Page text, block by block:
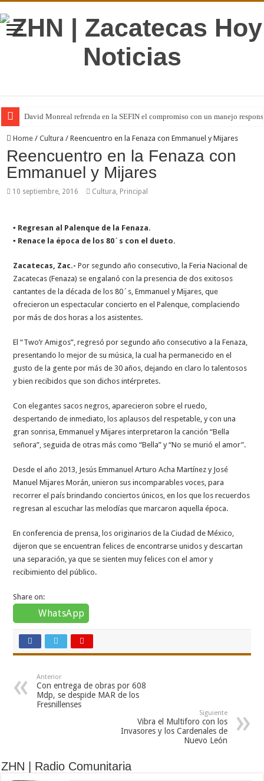
David Monreal refrenda en la SEFIN el compromiso con un manejo
Home / Cultura / Reencuentro en la Fenaza con Emmanuel y Mijares
Reencuentro en la Fenaza con
Emmanuel y Mijares
10 septiembre, 2016 Cultura Principal
▪ Regresan al Palenque de la Fenaza.
▪ Renace la época de los 80´s con el dueto.
Zacatecas, Zac.- Por segundo año consecutivo, la Feria Nacional de
Zacatecas (Fenaza) se engalanó con la presencia de dos exitosos
cantantes de la década de los 80´s, Emmanuel y Mijares, que
ofrecieron un espectacular concierto en el Palenque, complaciendo
por más de dos horas a los asistentes.
El “Two’r Amigos”, regresó por segundo año consecutivo a la Fenaza,
presentando lo mejor de su música, la cual ha permanecido en el
gusto de la gente por más de 30 años, dejando en claro lo talentosos
y bien recibidos que son dichos intérpretes.
Con elegantes sacos negros, aparecieron sobre el ruedo,
despertando de inmediato, los aplausos del respetable, y con una
gran sonrisa, Emmanuel y Mijares interpretaron la canción “Bella
señora”, seguida de otras más como “Bella” y “No se murió el amor”.
Desde el año 2013, Jesús Emmanuel Arturo Acha Martínez y José
Manuel Mijares Morán, unieron sus incomparables voces, para
recorrer el país brindando conciertos únicos, en los que los recuerdos
regresan al escuchar las melodías que marcaron aquella época.
En conferencia de prensa, los originarios de la Ciudad de México,
dijeron que se encuentran felices de encontrarse unidos y descartan
una separación, ya que se sienten muy felices con el amor y
recibimiento del público.
Share on:
WhatsApp
Anterior
Con entrega de obras por 608
Mdp, se despide MAR de los
Fresnillenses
Siguiente
Vibra el Multiforo con los
Invasores y los Cardenales de
Nuevo León
ZHN | Radio Comunitaria